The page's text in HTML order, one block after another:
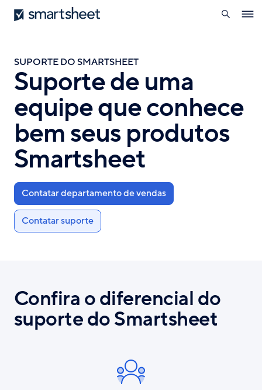
Skip
to
Smartsheet
pesquisa
SUPORTE DO SMARTSHEET
Suporte de uma
equipe que conhece
bem seus produtos
Smartsheet
Contatar departamento de vendas
Contatar suporte
Confira o diferencial do
suporte do Smartsheet